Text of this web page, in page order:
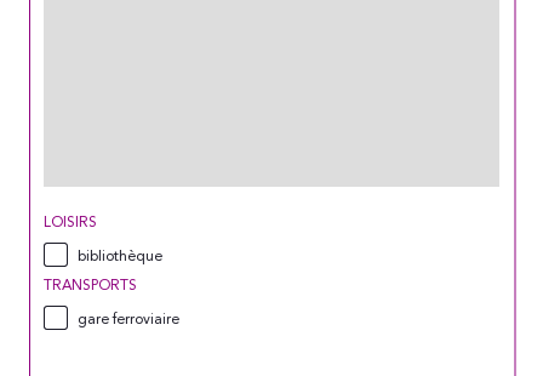
LOISIRS
bibliothèque
TRANSPORTS
gare ferroviaire